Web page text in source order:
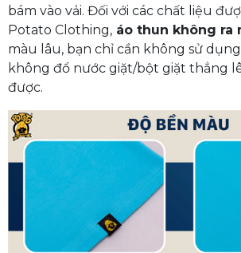
bám vào vải. Đối với các chất liệu
Potato Clothing, áo thun không ra
màu lâu, bạn chỉ cần không sử
không đổ nước giặt/bột giặt thẳng
được.